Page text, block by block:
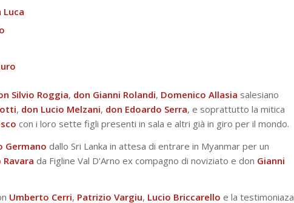
Silvio Roggia, don Gianni Rolandi, Domenico Allasia salesiano
, don Lucio Melzani, don Edoardo Serra, e soprattutto la mitica
con i loro sette figli presenti in sala e altri già in giro per il mondo.
Germano dallo Sri Lanka in attesa di entrare in Myanmar per un
Ravara da Figline Val D’Arno ex compagno di noviziato e don Gianni
Umberto Cerri, Patrizio Vargiu, Lucio Briccarello e la testimoniaza